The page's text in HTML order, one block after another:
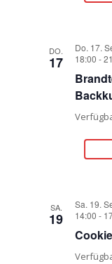
DO.
17
Do. 17.
18:00 -
SA.
19
Sa. 19.
14:00 -